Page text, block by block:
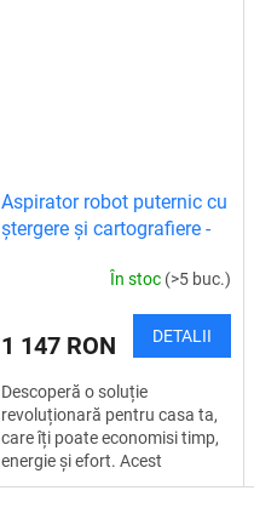
Aspirator robot puternic cu
ștergere și cartografiere -
În stoc (>5 buc.)
1 147 RON DETALII
Descoperă o soluție
revoluționară pentru casa ta,
care îți poate economisi timp,
energie și efort. Acest
aspirator robot cu mop